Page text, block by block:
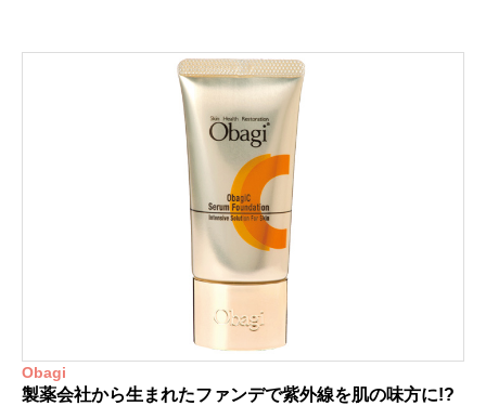
Obagi
製薬会社から生まれたファンデで紫外線を肌の味方に!?